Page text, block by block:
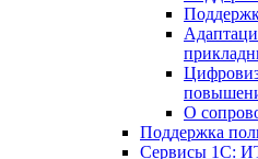
О
Поддержка
Сервисы 1С: